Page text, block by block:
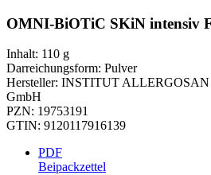
OMNI-BiOTiC SKiN intensiv
Inhalt: 110 g
Darreichungsform: Pulver
Hersteller: INSTITUT ALLERGOSAN
GmbH
PZN: 19753191
GTIN: 9120117916139
PDF
Beipackzettel